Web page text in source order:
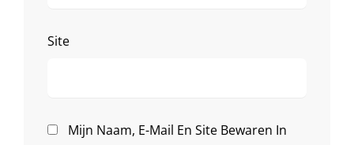
Site
Mijn Naam, E-Mail En Site Bewaren In